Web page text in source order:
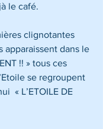
le café.
clignotantes
apparaissent dans le
!! » tous ces
se regroupent
« L’ETOILE DE